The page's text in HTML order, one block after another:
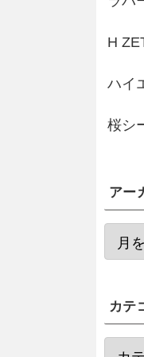
H
ハイ
桜シ
アー
カテ